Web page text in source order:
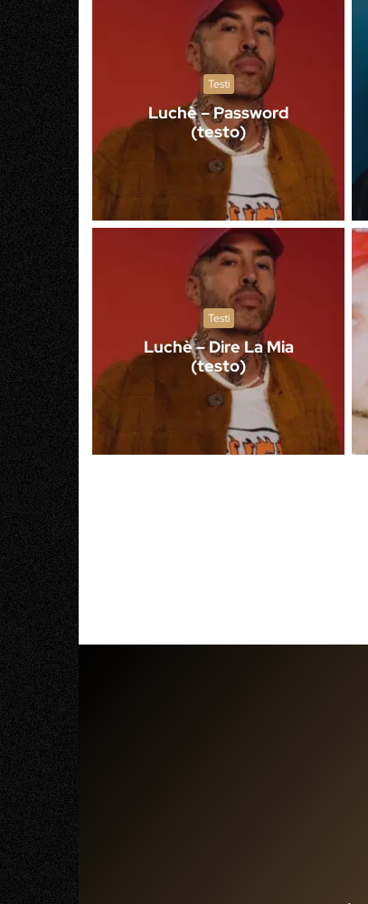
Testi
Luchè – Password
(testo)
Testi
Luchè – Dire La Mia
(testo)